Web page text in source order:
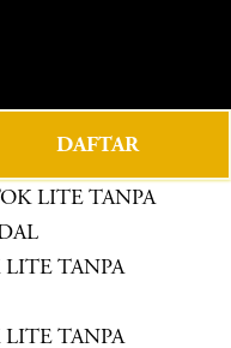
DAFTAR
LITE TANPA